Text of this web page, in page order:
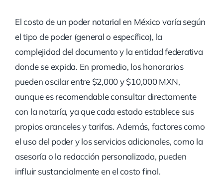
El costo de un poder notarial en México varía según
el tipo de poder (general o específico), la
complejidad del documento y la entidad federativa
donde se expida. En promedio, los honorarios
pueden oscilar entre $2,000 y $10,000 MXN,
aunque es recomendable consultar directamente
con la notaría, ya que cada estado establece sus
propios aranceles y tarifas. Además, factores como
el uso del poder y los servicios adicionales, como la
asesoría o la redacción personalizada, pueden
influir sustancialmente en el costo final.